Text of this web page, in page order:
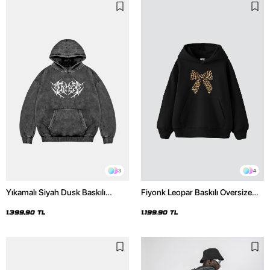
3
Yıkamalı Siyah Dusk Baskılı
1.399,90 TL
4
Fiyonk Leopar Baskılı Oversize
1.199,90 TL